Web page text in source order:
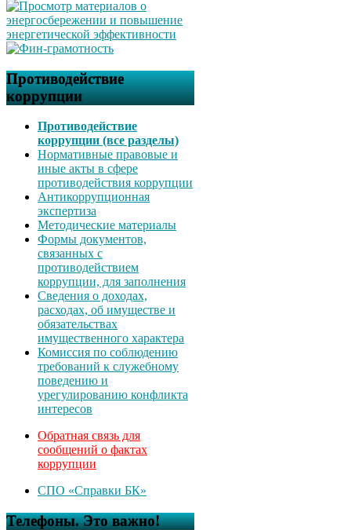
Противодействие
коррупции
Противодействие
коррупции (все разделы)
Нормативные правовые и
иные акты в сфере
противодействия коррупции
Антикоррупционная
экспертиза
Методические материалы
Формы документов,
связанных с
противодействием
коррупции, для заполнения
Сведения о доходах,
расходах, об имуществе и
обязательствах
имущественного характера
Комиссия по соблюдению
требований к служебному
поведению и
урегулированию конфликта
интересов
Обратная связь для
сообщений о фактах
коррупции
СПО «Справки БК»
Телефоны. Это важно!